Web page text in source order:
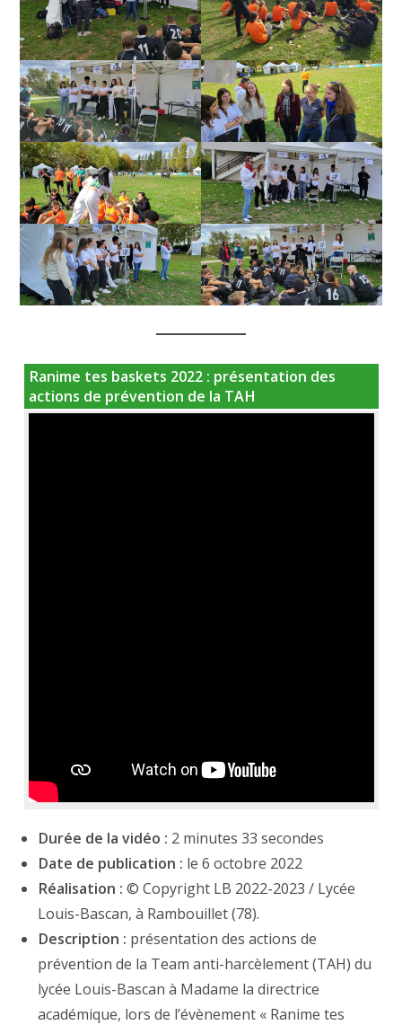
Ranime tes baskets 2022 : présentation des
actions de prévention de la TAH
Durée de la vidéo : 2 minutes 33 secondes
Date de publication : le 6 octobre 2022
Réalisation : © Copyright LB 2022-2023 / Lycée
Louis-Bascan, à Rambouillet (78).
Description : présentation des actions de
prévention de la Team anti-harcèlement (TAH) du
lycée Louis-Bascan à Madame la directrice
académique, lors de l’évènement « Ranime tes